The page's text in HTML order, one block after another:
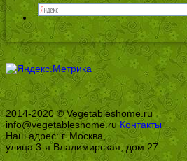
2014-2020 © Vegetableshome.ru
info@vegetableshome.ruКонтакты
Наш адрес: г. Москва,
улица 3-я Владимирская, дом 27